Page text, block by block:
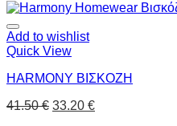
Add to wishlist
Quick View
HARMONY ΒΙΣΚΟΖΗ
41.50€ 33.20 €